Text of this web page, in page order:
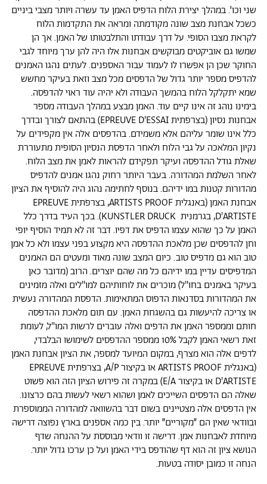
שני וכו׳. במהלך יצירת הלוח הדפיס האמן עד עשרה ויותר מצבי ביניים
כשכל אבחנת מצב שונה מקודמתה ומראה את התקדמות הלוח
לקראת מצבו הסופי. על דרך עבודתו והתלבטותו של האמן. אך הן
שמשו גם אוביקטים מבוקשים אבחנות אלו היה להן ערך מיוחד לגבי
החוקר שכן הן אפשרו לו לעמוד עבור האספנים. לעתים נהגו האמנים
להדפיס מספר יותר גדול של הדפסים מכל מצב וזאת בעיקר מחשש
שמא יתקלקל הלוח בהמשך העבודה ולא יהיה עוד ראוי להדפסה.
בימינו נוהג זה אינו קיים עוד. האמן מבצע במהלך העבודה מספר
אבחנות נסיון (בצרפתית EPREUVE D'ESSAI) בהתאם לצורך ובדרך
כלל אינו שומר עליהם אלא משמידם. בהדפסים אלה אין מקפידים על
נקיון המלאכה על גבי הלוח ולאחר הדפסת הנסיון הסופית מתעוררת
שאלת גודל ההדפסה ועיקר תפקידם להראות לאמן את מצב הלוח.
לאחר השלמת המהדורה. בעבר היותר רחוק נהגו אמנים להדפיס
מהדורות קטנות במו ידיהם. בנוסף לחתימה נהוג היה להוסיף את הציון
אבחנת האמן (באנגלית ARTISTS PROOF, בצרפתית EPREUVE
D'ARTISTE, בגרמנית KUNSTLER DRUCK). בכך העיד בדרך כלל
האמן על כך שהוא עצמו הדפיס את דפיו. דבר זה לא תמיד הוסיף יופי
וחן להדפסים שכן מלאכת ההדפסה היא מקצוע בפני עצמו ולא כל אמן
טוב הוא גם מדפיס טוב. כיום המצב שונה מאוד ומעטים הם האמנים
המדפיסים עדיין במו ידיהם כל מה שהם יוצרים. הרוב (מדובר כאן
בעיקר באמנים בחו"ל) מוכרים את לוחותיהם למו"לים ואלה מזמינים
את המהדורות בסדנאות הדפוס המתאימות. הדפסת המהדורה נעשית
או צריכה להיעשות גם בהשגחת האמן. עם תום מלאכת ההדפסה
חותם וממספר האמן את הדפים ואלה עוברים לרשות המו"ל, לעומת
זאת רשאי האמן לקבל 10% ממספר ההדפסים לשימושו הבלבדי,
לדפים אלה הוא מצרף, במקום המיועד למספר, את הציון אבחנת האמן
(באנגלית ARTISTS PROOF או בקיצור A/P, בצרפתית EPREUVE
D'ARTISTE או בקיצור E/A) במקרה זה פירוש הציון הזה הוא פשוט
שאלה הם הדפסים השייכים לאמן ושהוא רשאי לעשות בהם כרצונו.
אין הדפסים אלה מצטיינים בשום דבר בהשוואה למהדורה הממוספרת
ובוודאי שאין הם ״מקוריים״ יותר. בין כמה אספנים בארץ נפוצה דרישה
מיוחדת לאבחנות אמן. דרישה זו וודאי מבוססת על ההנחה שדף
הנושא ציון זה הוא דף שהודפס בידי האמן ועל כן ערכו גדול יותר.
הנחה זו כמובן יסודה בטעות.